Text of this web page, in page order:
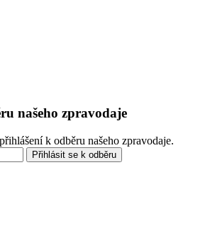
našeho zpravodaje
k odběru našeho zpravodaje.
Přihlásit se k odběru